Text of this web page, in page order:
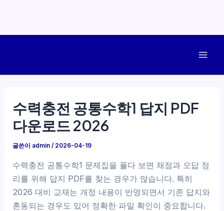
수력충전 공통수학1 답지 PDF
다운로드 2026
글쓴이 admin/ 2026-04-19
수력충전 공통수학1 문제집을 풀다 보면 채점과 오답 정
리를 위해 답지 PDF를 찾는 경우가 많습니다. 특히
2026 대비 교재는 개정 내용이 반영되면서 기존 답지와
혼동되는 경우도 있어 정확한 파일 확인이 중요합니다.